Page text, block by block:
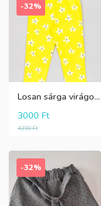
-32%
Losan sárga virágos 3/4-es leggings
4390Ft
3000 Ft
-32%